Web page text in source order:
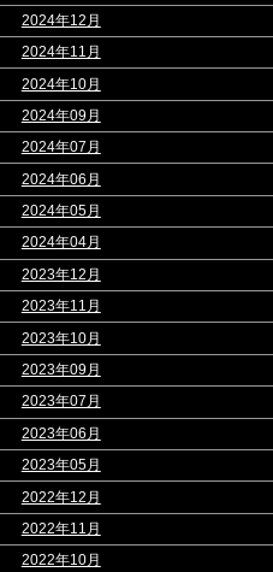
2024年12月
2024年11月
2024年10月
2024年09月
2024年07月
2024年06月
2024年05月
2024年04月
2023年12月
2023年11月
2023年10月
2023年09月
2023年07月
2023年06月
2023年05月
2022年12月
2022年11月
2022年10月